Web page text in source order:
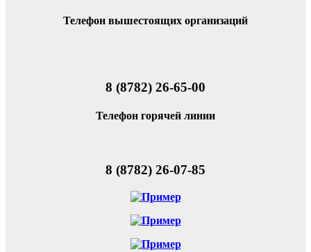
Телефон вышестоящих организаций
8 (8782) 26-65-00
Телефон горячей линии
8 (8782) 26-07-85